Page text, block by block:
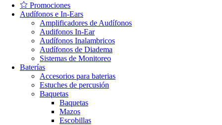
Promociones
Audífonos e In-Ears
Amplificadores de Audífonos
Audifonos In-Ear
Audífonos Inalambricos
Audífonos de Diadema
Sistemas de Monitoreo
Baterías
Accesorios para baterias
Estuches de percusión
Baquetas
Baquetas
Mazos
Escobillas